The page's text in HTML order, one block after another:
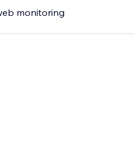
monitoring